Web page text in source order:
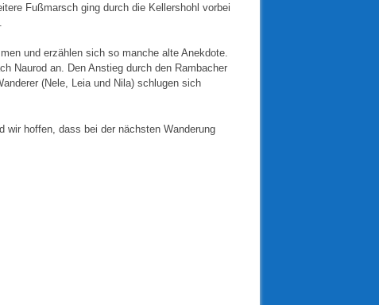
Fußmarsch ging durch die Kellershohl vorbei
und erzählen sich so manche alte Anekdote.
Naurod an. Den Anstieg durch den Rambacher
(Nele, Leia und Nila) schlugen sich
wir hoffen, dass bei der nächsten Wanderung